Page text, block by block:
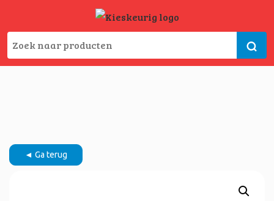
◄ Ga terug